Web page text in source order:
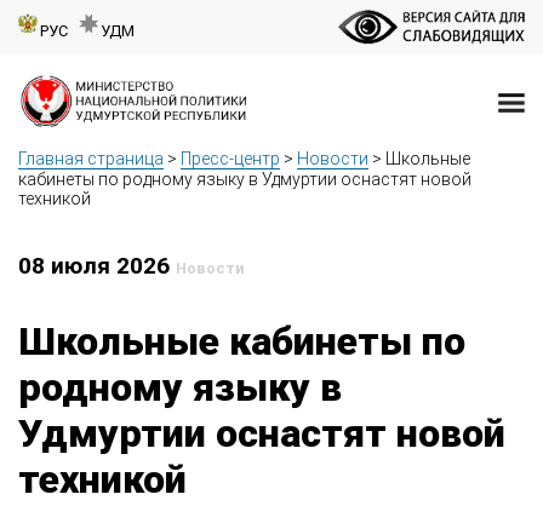
РУС УДМ
Главная страница > Пресс-центр > Новости > Школьные
кабинеты по родному языку в Удмуртии оснастят новой
техникой
08 июля 2026 Новости
Школьные кабинеты по
родному языку в
Удмуртии оснастят новой
техникой